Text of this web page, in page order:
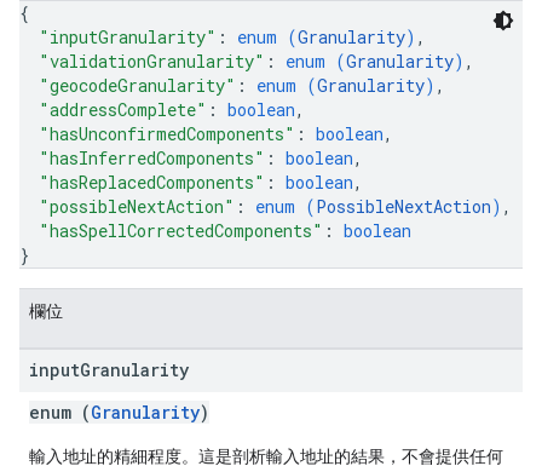
{
"inputGranularity" : enum (Granularity) ,
"validationGranularity" : enum (Granularity) ,
"geocodeGranularity" : enum (Granularity) ,
"addressComplete" : boolean,
"hasUnconfirmedComponents" : boolean,
"hasInferredComponents" : boolean,
"hasReplacedComponents" : boolean,
"possibleNextAction" : enum (PossibleNextAction) ,
"hasSpellCorrectedComponents" : boolean
}
欄位
inputGranularity
enum (Granularity)
輸入地址的精細程度。這是剖析輸入地址的結果，不會提供任何